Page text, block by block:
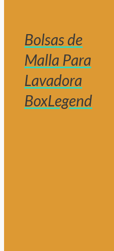
Bolsas de
Malla Para
Lavadora
BoxLegend